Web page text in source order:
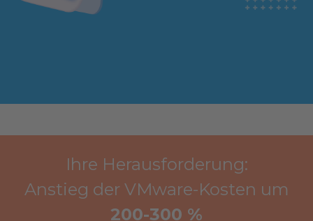
Ihre Herausforderung:
Anstieg der VMware-Kosten um
200-300 %